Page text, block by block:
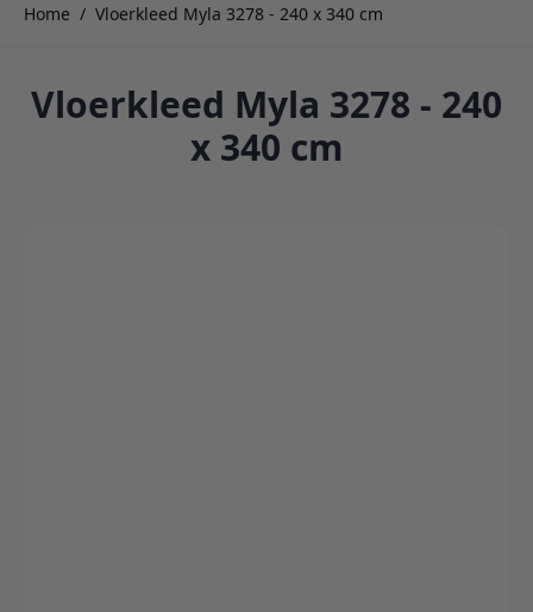
Home / Vloerkleed Myla 3278 - 240 x 340 cm
Vloerkleed Myla 3278 - 240
x 340 cm